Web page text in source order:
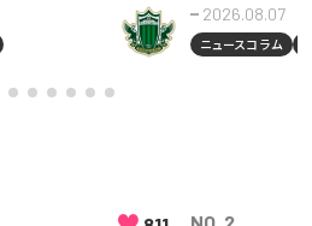
2026.08.07
ニュースコラム